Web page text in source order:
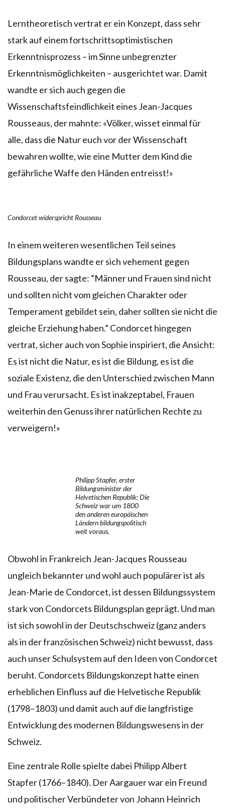
Lerntheoretisch vertrat er ein Konzept, dass sehr
stark auf einem fortschrittsoptimistischen
Erkenntnisprozess – im Sinne unbegrenzter
Erkenntnismöglichkeiten – ausgerichtet war. Damit
wandte er sich auch gegen die
Wissenschaftsfeindlichkeit eines Jean-Jacques
Rousseaus, der mahnte: «Völker, wisset einmal für
alle, dass die Natur euch vor der Wissenschaft
bewahren wollte, wie eine Mutter dem Kind die
gefährliche Waffe den Händen entreisst!»
Condorcet widerspricht Rousseau
In einem weiteren wesentlichen Teil seines
Bildungsplans wandte er sich vehement gegen
Rousseau, der sagte: “Männer und Frauen sind nicht
und sollten nicht vom gleichen Charakter oder
Temperament gebildet sein, daher sollten sie nicht die
gleiche Erziehung haben.” Condorcet hingegen
vertrat, sicher auch von Sophie inspiriert, die Ansicht:
Es ist nicht die Natur, es ist die Bildung, es ist die
soziale Existenz, die den Unterschied zwischen Mann
und Frau verursacht. Es ist inakzeptabel, Frauen
weiterhin den Genuss ihrer natürlichen Rechte zu
verweigern!»
Philipp Stapfer, erster
Bildungsminister der
Helvetischen Republik: Die
Schweiz war um 1800
den anderen europäischen
Ländern bildungspolitisch
weit voraus.
Obwohl in Frankreich Jean-Jacques Rousseau
ungleich bekannter und wohl auch populärer ist als
Jean-Marie de Condorcet, ist dessen Bildungssystem
stark von Condorcets Bildungsplan geprägt. Und man
ist sich sowohl in der Deutschschweiz (ganz anders
als in der französischen Schweiz) nicht bewusst, dass
auch unser Schulsystem auf den Ideen von Condorcet
beruht. Condorcets Bildungskonzept hatte einen
erheblichen Einfluss auf die Helvetische Republik
(1798–1803) und damit auch auf die langfristige
Entwicklung des modernen Bildungswesens in der
Schweiz.
Eine zentrale Rolle spielte dabei Philipp Albert
Stapfer (1766–1840). Der Aargauer war ein Freund
und politischer Verbündeter von Johann Heinrich